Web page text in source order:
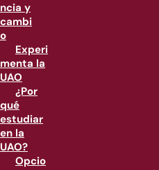
ncia y
cambi
o
Experi
menta la
UAO
¿Por
qué
estudiar
en la
UAO?
Opcio